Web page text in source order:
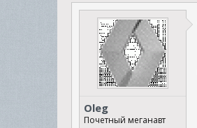
Oleg
Почетный меганавт